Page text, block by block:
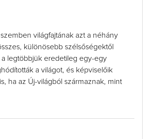
világfajtának azt a néhány
különösebb szélsőségektől
legtöbbjük eredetileg egy-egy
a világot, és képviselőik
ha az Új-világból származnak, mint